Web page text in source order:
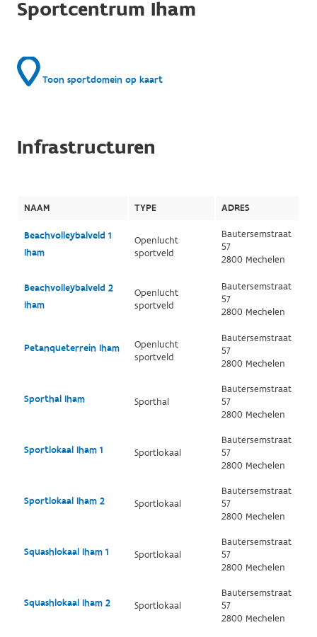
Sportcentrum Iham
Toon sportdomein op kaart
Infrastructuren
NAAM TYPE ADRES
Beachvolleybalveld 1
Iham
Openlucht
sportveld
Bautersemstraat
57
2800 Mechelen
Beachvolleybalveld 2
Iham
Openlucht
sportveld
Bautersemstraat
57
2800 Mechelen
Petanqueterrein Iham
Openlucht
sportveld
Bautersemstraat
57
2800 Mechelen
Sporthal Iham Sporthal
Bautersemstraat
57
2800 Mechelen
Sportlokaal Iham 1 Sportlokaal
Bautersemstraat
57
2800 Mechelen
Sportlokaal Iham 2 Sportlokaal
Bautersemstraat
57
2800 Mechelen
Squashlokaal Iham 1 Sportlokaal
Bautersemstraat
57
2800 Mechelen
Squashlokaal Iham 2 Sportlokaal
Bautersemstraat
57
2800 Mechelen